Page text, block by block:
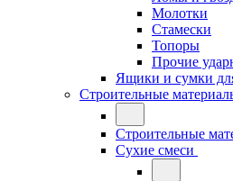
Молотки
Стамески
Топоры
Прочие
Ящики и сумки
Строительные
Строительные
Сухие смеси